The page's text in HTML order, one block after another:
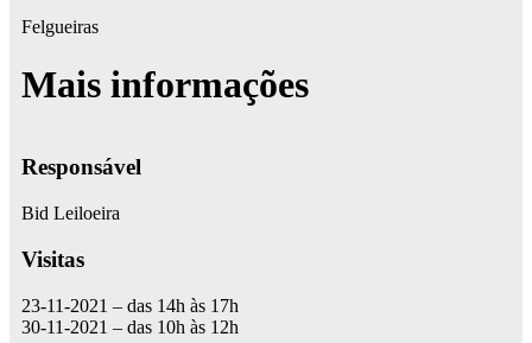
Felgueiras
Mais informações
Responsável
Bid Leiloeira
Visitas
23-11-2021 – das 14h às 17h
30-11-2021 – das 10h às 12h